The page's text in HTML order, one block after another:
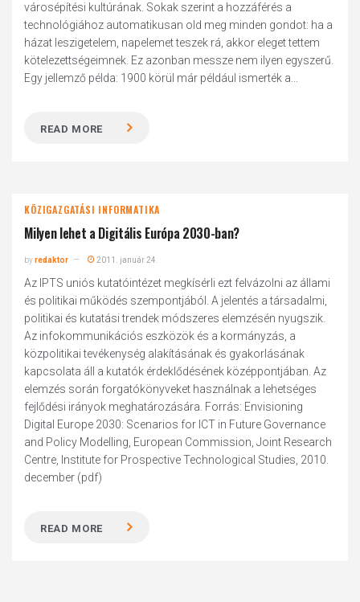
városépítési kultúrának. Sokak szerint a hozzáférés a
technológiához automatikusan old meg minden gondot: ha a
házat leszigetelem, napelemet teszek rá, akkor eleget tettem
kötelezettségeimnek. Ez azonban messze nem ilyen egyszerű.
Egy jellemző példa: 1900 körül már például ismerték a...
READ MORE
KÖZIGAZGATÁSI INFORMATIKA
Milyen lehet a Digitális Európa 2030-ban?
byredaktor 2011. január 24.
Az IPTS uniós kutatóintézet megkísérli ezt felvázolni az állami
és politikai működés szempontjából. A jelentés a társadalmi,
politikai és kutatási trendek módszeres elemzésén nyugszik.
Az infokommunikációs eszközök és a kormányzás, a
közpolitikai tevékenység alakításának és gyakorlásának
kapcsolata áll a kutatók érdeklődésének középpontjában. Az
elemzés során forgatókönyveket használnak a lehetséges
fejlődési irányok meghatározására. Forrás: Envisioning
Digital Europe 2030: Scenarios for ICT in Future Governance
and Policy Modelling, European Commission, Joint Research
Centre, Institute for Prospective Technological Studies, 2010.
december (pdf)
READ MORE